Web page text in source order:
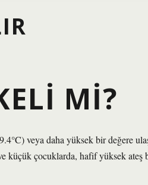
MI?
veya daha yüksek bir değere
küçük çocuklarda, hafif yüksek ateş